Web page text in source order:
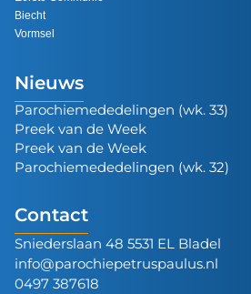
Biecht
Vormsel
Nieuws
Parochiemededelingen (wk. 33)
Preek van de Week
Preek van de Week
Parochiemededelingen (wk. 32)
Contact
Sniederslaan 48 5531 EL Bladel
info@parochiepetruspaulus.nl
0497 387618